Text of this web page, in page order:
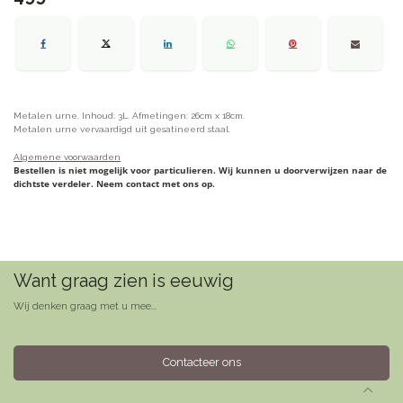
Metalen urne. Inhoud: 3L. Afmetingen: 26cm x 18cm.
Metalen urne vervaardigd uit gesatineerd staal.
Algemene voorwaarden
Bestellen is niet mogelijk voor particulieren. Wij kunnen u doorverwijzen naar de
dichtste verdeler. Neem contact met ons op.
Want graag zien is eeuwig
Wij denken graag met u mee...
Contacteer ons